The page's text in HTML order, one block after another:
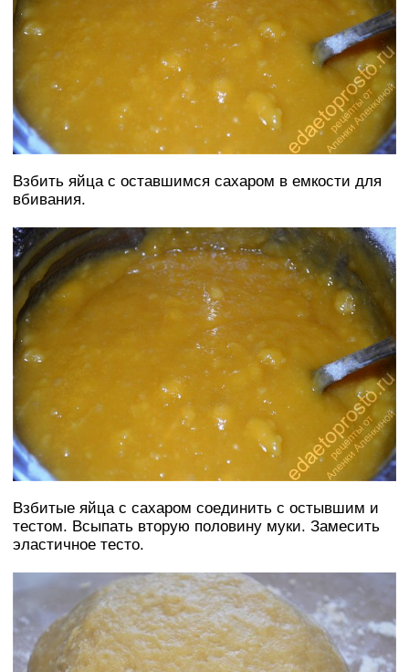
Взбить яйца с оставшимся сахаром в емкости для
вбивания.
Взбитые яйца с сахаром соединить с остывшим и
тестом. Всыпать вторую половину муки. Замесить
эластичное тесто.